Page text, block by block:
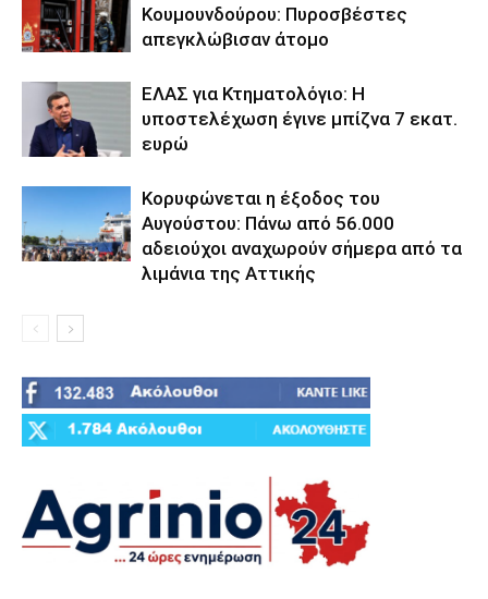
Κουμουνδούρου: Πυροσβέστες
απεγκλώβισαν άτομο
ΕΛΑΣ για Κτηματολόγιο: Η
υποστελέχωση έγινε μπίζνα 7 εκατ.
ευρώ
Κορυφώνεται η έξοδος του
Αυγούστου: Πάνω από 56.000
αδειούχοι αναχωρούν σήμερα από τα
λιμάνια της Αττικής